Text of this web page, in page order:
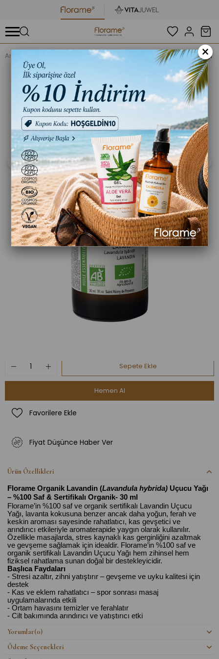
Anasayfa Organik Aromaterapi
Organik Lavandin Uçucu Yağı (Lavandula
Favorilere Ekle
Fiyat Düşünce Haber Ver
Ürün Özellikleri
Florame Organik Lavandin (Lavandula hybrida) Uçucu Yağı
– %100 Saf & Sertifikalı Organik- 30 ml
Florame’in %100 saf ve organik sertifikalı Lavandin Uçucu
Yağı, lavanta kokusuna benzer ancak daha yoğun, ferah ve
keskin aroması sayesinde rahatlatıcı, kas gevşetici ve
arındırıcı etkileriyle aromaterapide yaygın olarak kullanılır.
Özellikle masajlarda, stres kaynaklı kas gerginliğini azaltmak
ve gevşeme sağlamak için idealdir. Florame’in %100 saf ve
organik sertifikalı Lavandin Uçucu Yağı hem zihinsel hem
fiziksel rahatlama sunan doğal bir destekleyicidir.
Başlıca Faydaları
- Stresi azaltır, zihni yatıştırır – gevşeme ve uyku kalitesi için
destek
- Kas ve eklem rahatlatıcı – spor sonrası masaj
uygulamalarında etkili
- Ortam havasını temizler ve ferahlatır
- Cilt bakımında arındırıcı ve yatıştırıcı etki
Neden Florame Lavandin Yağı?
- Sentetik koku, katkı maddesi ya da taşıyıcı yağ içermez.
2. %100 Saf & Terapötik Kalite
Yorumlar(0)
Ödeme Seçenekleri
×